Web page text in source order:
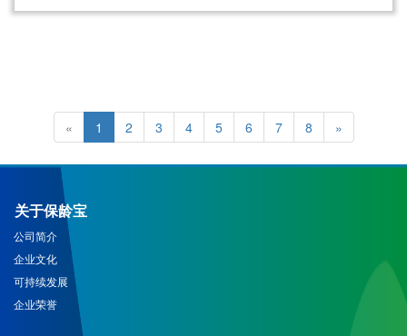
暨新春盛典在保龄宝厂区大课堂隆重举
表彰激励先进，喜迎新春佳节，共绘发展
蓝图。
« 1 2 3 4 5 6 7 8 »
关于保龄宝
公司简介
企业文化
可持续发展
企业荣誉